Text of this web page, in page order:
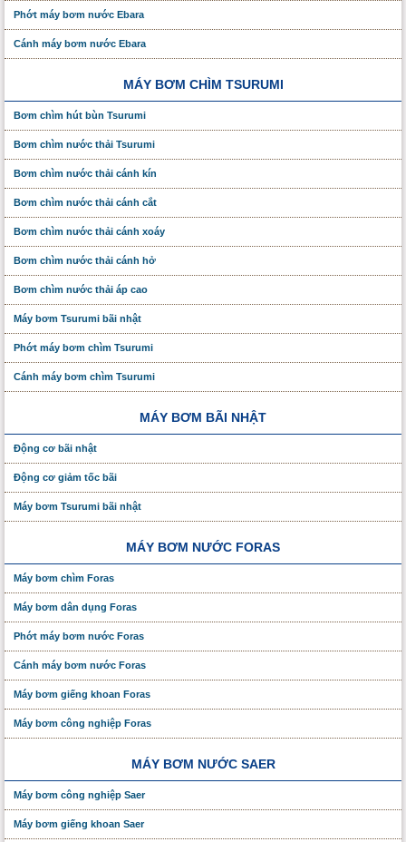
Phớt máy bơm nước Ebara
Cánh máy bơm nước Ebara
MÁY BƠM CHÌM TSURUMI
Bơm chìm hút bùn Tsurumi
Bơm chìm nước thải Tsurumi
Bơm chìm nước thải cánh kín
Bơm chìm nước thải cánh cắt
Bơm chìm nước thải cánh xoáy
Bơm chìm nước thải cánh hở
Bơm chìm nước thải áp cao
Máy bơm Tsurumi bãi nhật
Phớt máy bơm chìm Tsurumi
Cánh máy bơm chìm Tsurumi
MÁY BƠM BÃI NHẬT
Động cơ bãi nhật
Động cơ giảm tốc bãi
Máy bơm Tsurumi bãi nhật
MÁY BƠM NƯỚC FORAS
Máy bơm chìm Foras
Máy bơm dân dụng Foras
Phớt máy bơm nước Foras
Cánh máy bơm nước Foras
Máy bơm giếng khoan Foras
Máy bơm công nghiệp Foras
MÁY BƠM NƯỚC SAER
Máy bơm công nghiệp Saer
Máy bơm giếng khoan Saer